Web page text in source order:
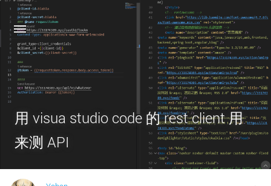
用 visua studio code 的 rest client 用
来测 API